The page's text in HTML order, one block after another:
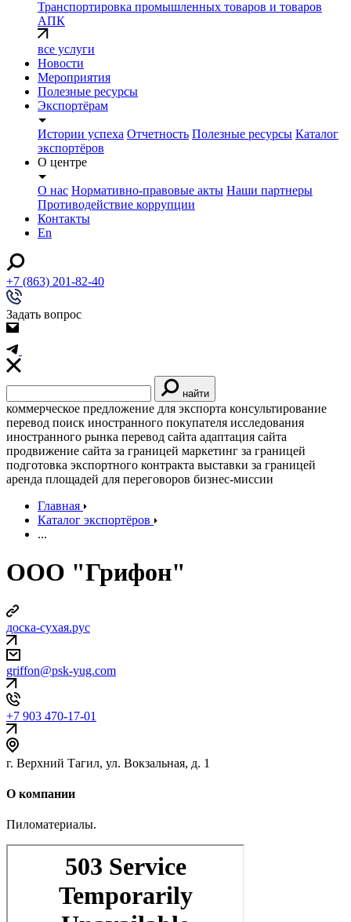
Транспортировка промышленных товаров и товаров
АПК
все услуги
Новости
Мероприятия
Полезные ресурсы
Экспортёрам
Истории успеха Отчетность Полезные ресурсы Каталог
экспортёров
О центре
О нас Нормативно-правовые акты Наши партнеры
Противодействие коррупции
Контакты
En
+7 (863) 201-82-40
Задать вопрос
найти
коммерческое предложение для экспорта консультирование
перевод поиск иностранного покупателя исследования
иностранного рынка перевод сайта адаптация сайта
продвижение сайта за границей маркетинг за границей
подготовка экспортного контракта выставки за границей
аренда площадей для переговоров бизнес-миссии
Главная
Каталог экспортёров
...
ООО "Грифон"
доска-сухая.рус
griffon@psk-yug.com
+7 903 470-17-01
г. Верхний Тагил, ул. Вокзальная, д. 1
О компании
Пиломатериалы.